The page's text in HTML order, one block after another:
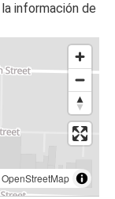
información de
OpenStreetMap